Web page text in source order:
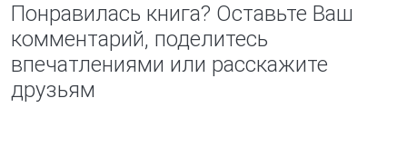
Понравилась книга? Оставьте Ваш
комментарий, поделитесь
впечатлениями или расскажите
друзьям